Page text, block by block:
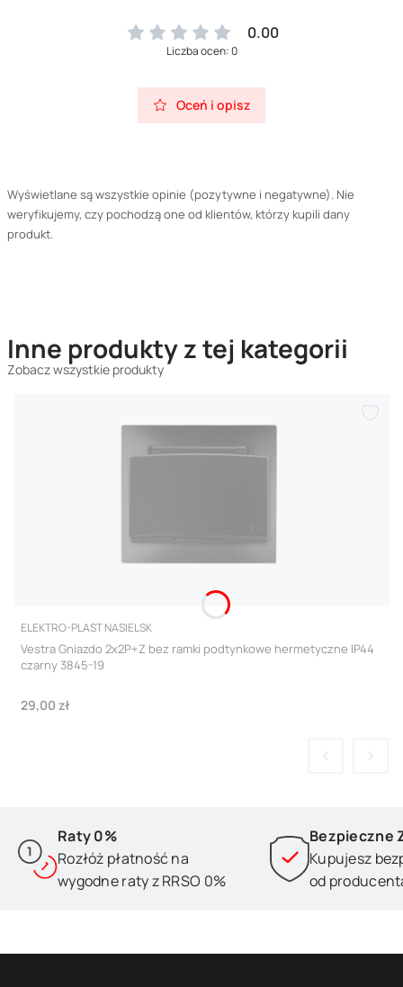
0.00
Liczba ocen: 0
Oceń i opisz
Wyświetlane są wszystkie opinie (pozytywne i negatywne). Nie
weryfikujemy, czy pochodzą one od klientów, którzy kupili dany
produkt.
Inne produkty z tej kategorii
Zobacz wszystkie produkty
PRODUCENT
ELEKTRO-PLAST NASIELSK
Vestra Gniazdo 2x2P+Z bez ramki podtynkowe hermetyczne IP44
czarny 3845-19
Cena
29,00 zł
Raty 0%
Rozłóż płatność na
wygodne raty z RRSO 0%
Bezpieczne
Kupujesz
od